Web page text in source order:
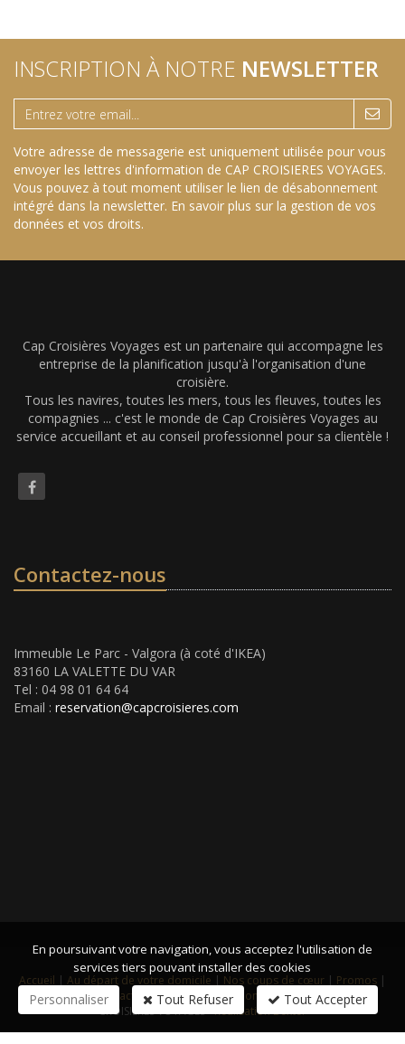
INSCRIPTION À NOTRE NEWSLETTER
Votre adresse de messagerie est uniquement utilisée pour vous
envoyer les lettres d'information de CAP CROISIERES VOYAGES.
Vous pouvez à tout moment utiliser le lien de désabonnement
intégré dans la newsletter. En savoir plus sur la gestion de vos
données et vos droits.
Cap Croisières Voyages est un partenaire qui accompagne les
entreprise de la planification jusqu'à l'organisation d'une
croisière.
Tous les navires, toutes les mers, tous les fleuves, toutes les
compagnies ... c'est le monde de Cap Croisières Voyages au
service accueillant et au conseil professionnel pour sa clientèle !
Contactez-nous
Immeuble Le Parc - Valgora (à coté d'IKEA)
83160 LA VALETTE DU VAR
Tel : 04 98 01 64 64
Email : reservation@capcroisieres.com
Accueil | Au départ de votre domicile | Nos coups de cœur | Promos |
Nos RDV|Contact |Plan du site|Mentions légales© 2018 CAP
CROISIERES VOYAGES -Réalisation Bexter
En poursuivant votre navigation, vous acceptez l'utilisation de
services tiers pouvant installer des cookies
Personnaliser Tout Refuser Tout Accepter